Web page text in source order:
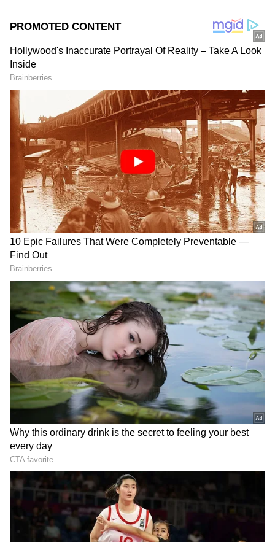
சமயங்களில் அதிர்ஷ்ட கதவுகளையும்
தனது மூன்றாம் பார்வையை நோக்கி
வருவது அதுபோன்ற ஒரு கிரக அமைப்பாக
பார்க்கப்படுகிறது.
Add Asianetnews Tamil as a Preferred
Source
2
Image Credit : Asianet News
ஜூன் 16 வரை அதிர்ஷ்டம் குவியும்
ராசிகள்